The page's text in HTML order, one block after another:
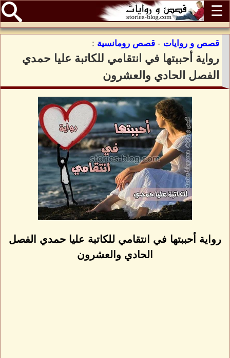
☰
قصص و روايات - قصص رومانسية :
رواية أحببتها في انتقامي للكاتبة عليا حمدي
الفصل الحادي والعشرون
رواية أحببتها في انتقامي للكاتبة عليا حمدي الفصل
الحادي والعشرون